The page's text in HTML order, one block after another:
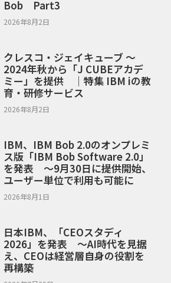
Bob Part3
2026年8月2日
クレスコ・ジェイキューブ ～
2024年秋から「J CUBEアカデ
ミー」を提供 ｜特集 IBM iの教
育・研修サービス
2026年8月2日
IBM、IBM Bob 2.0のオンプレミ
ス版「IBM Bob Software 2.0」
を発表 ～9月30日に提供開始、
ユーザー単位で利用も可能に
2026年8月1日
日本IBM、「CEOスタディ
2026」を発表 ～AI時代を見据
え、CEOは経営層自身の役割を
再構築